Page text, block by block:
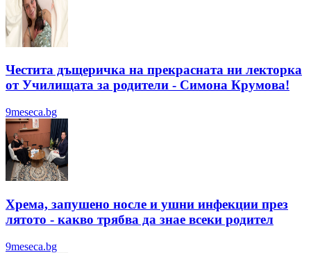
Честита дъщеричка на прекрасната ни лекторка
от Училищата за родители - Симона Крумова!
9meseca.bg
Хрема, запушено носле и ушни инфекции през
лятотo - какво трябва да знае всеки родител
9meseca.bg